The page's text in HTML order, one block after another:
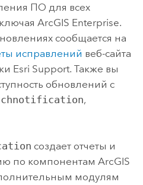
ПО для всех
ArcGIS Enterprise.
сообщается на
исправлений веб-сайта
Esri Support. Также вы
обновлений с
,
создает отчеты и
по компонентам ArcGIS
модулям